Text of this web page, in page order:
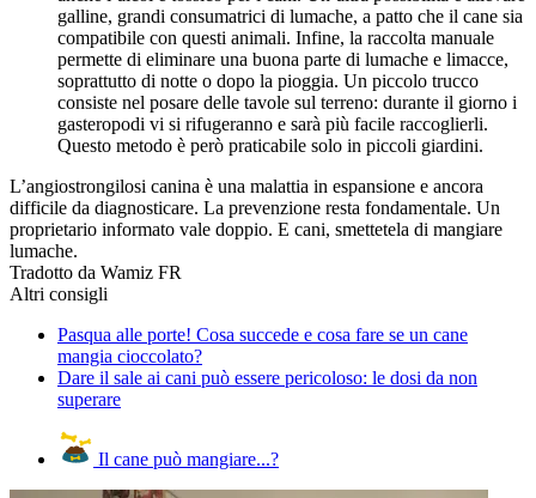
galline, grandi consumatrici di lumache, a patto che il cane sia
compatibile con questi animali. Infine, la raccolta manuale
permette di eliminare una buona parte di lumache e limacce,
soprattutto di notte o dopo la pioggia. Un piccolo trucco
consiste nel posare delle tavole sul terreno: durante il giorno i
gasteropodi vi si rifugeranno e sarà più facile raccoglierli.
Questo metodo è però praticabile solo in piccoli giardini.
L’angiostrongilosi canina è una malattia in espansione e ancora
difficile da diagnosticare. La prevenzione resta fondamentale. Un
proprietario informato vale doppio. E cani, smettetela di mangiare
lumache.
Tradotto da Wamiz FR
Altri consigli
Pasqua alle porte! Cosa succede e cosa fare se un cane
mangia cioccolato?
Dare il sale ai cani può essere pericoloso: le dosi da non
superare
Il cane può mangiare...?